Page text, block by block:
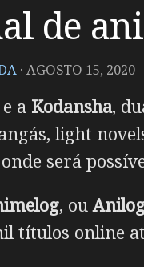
de
· AGOSTO 15, 2020
a Kodansha,
light
será
, ou
títulos online